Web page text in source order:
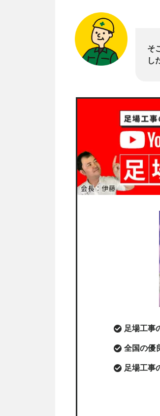
そ
し
足場工事
全国の優
足場工事